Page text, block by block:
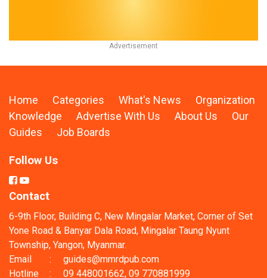
Home Categories What's News
Organization
Knowledge
Advertise With Us About Us
Our
Guides
Job Boards
Follow Us
Contact
6-9th Floor, Building C, New Mingalar Market, Corner of Set
Yone Road & Banyar Dala Road, Mingalar Taung Nyunt
Township, Yangon, Myanmar.
Email
:
guides@mmrdpub.com
Hotline
: 09 448001662, 09 770881999